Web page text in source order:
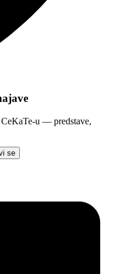
u — predstave,
se